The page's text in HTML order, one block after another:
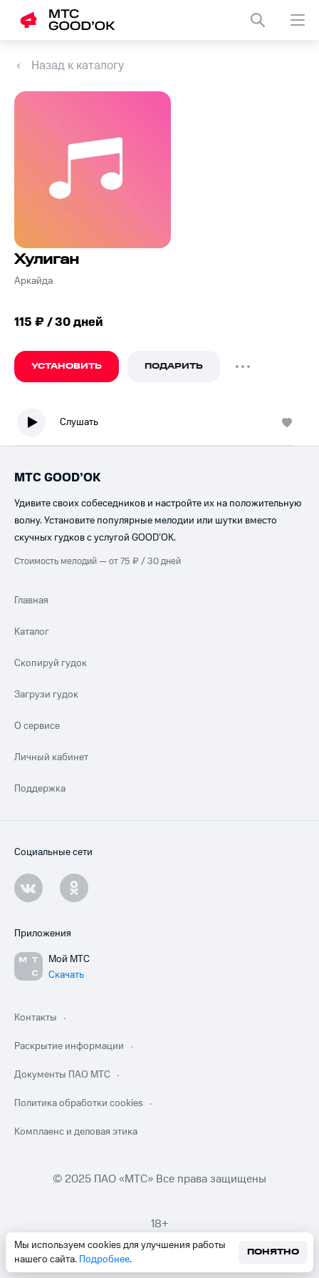
Назад к каталогу
Хулиган
Аркайда
115 ₽ / 30 дней
УСТАНОВИТЬ ПОДАРИТЬ
Слушать
Мы используем cookies для улучшения работы
нашего сайта. Подробнее.
ПОНЯТНО
МТС GOOD’OK
Удивите своих собеседников и настройте их на положительную
волну. Установите популярные мелодии или шутки вместо
скучных гудков с услугой GOOD’OK.
Стоимость мелодий — от 75 ₽ / 30 дней
Главная
Каталог
Скопируй гудок
Загрузи гудок
О сервисе
Личный кабинет
Поддержка
Социальные сети
Приложения
Мой МТС
Скачать
Контакты
Раскрытие информации
Документы ПАО МТС
Политика обработки cookies
Комплаенс и деловая этика
© 2025 ПАО «МТС» Все права защищены
18+